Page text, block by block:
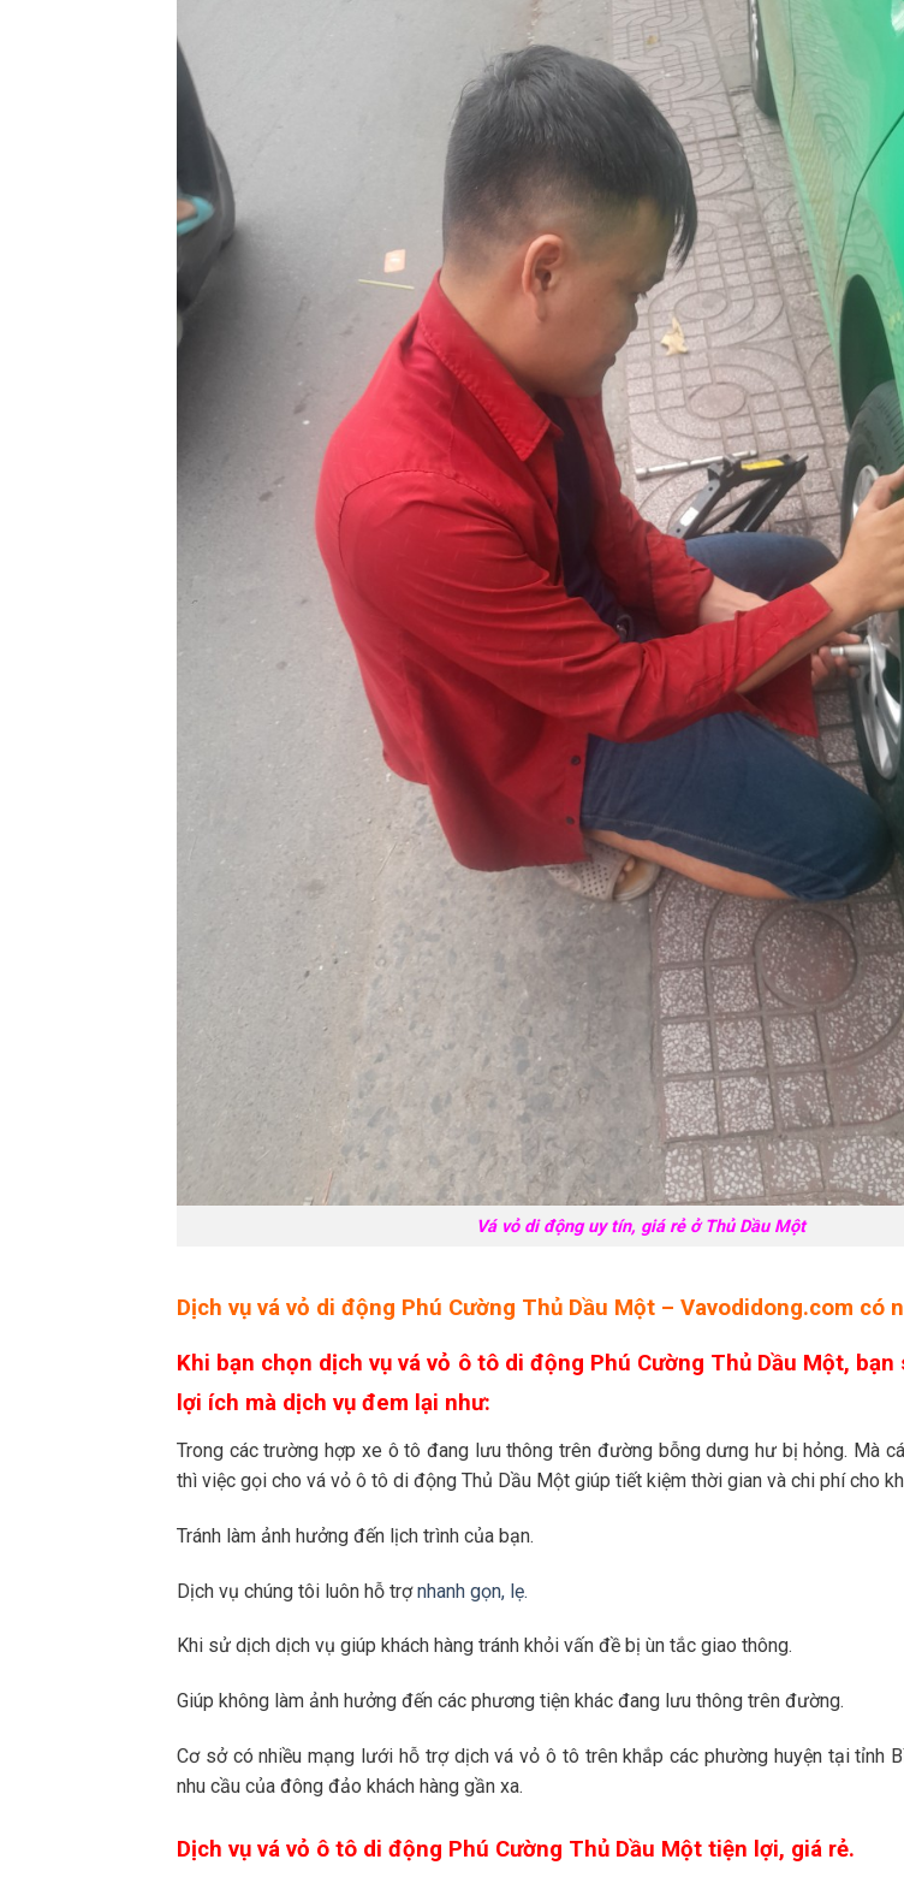
Vá vỏ di động uy tín, giá rẻ ở Thủ Dầu Một
Dịch vụ vá vỏ di động Phú Cường Thủ Dầu Một – Vavodidong.com có
Khi bạn chọn dịch vụ vá vỏ ô tô di động Phú Cường Thủ Dầu Một,
lợi ích mà dịch vụ đem lại như:
Trong các trường hợp xe ô tô đang lưu thông trên đường bỗng dưng hư bị hỏng. Mà
thì việc gọi cho vá vỏ ô tô di động Thủ Dầu Một giúp tiết kiệm thời gian và chi phí cho
Tránh làm ảnh hưởng đến lịch trình của bạn.
Dịch vụ chúng tôi luôn hỗ trợnhanh gọn, lẹ.
Khi sử dịch dịch vụ giúp khách hàng tránh khỏi vấn đề bị ùn tắc giao thông.
Giúp không làm ảnh hưởng đến các phương tiện khác đang lưu thông trên đường.
Cơ sở có nhiều mạng lưới hỗ trợ dịch vá vỏ ô tô trên khắp các phường huyện tại tỉnh
nhu cầu của đông đảo khách hàng gần xa.
Dịch vụ vá vỏ ô tô di động Phú Cường Thủ Dầu Một tiện lợi, giá rẻ.